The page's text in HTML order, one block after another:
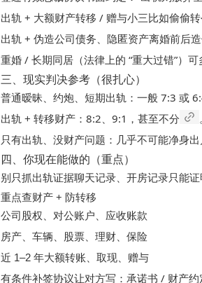
出轨 + 大额财产转移 / 赠与小三比如偷偷
出轨 + 伪造公司债务、隐匿资产离婚前后
重婚 / 长期同居（法律上的 “重大过错”）可
三、现实判决参考（很扎心）
普通暧昧、约炮、短期出轨：一般 7:3 或
出轨 + 转移财产：8:2、9:1，甚至不分
只有出轨、没财产问题： 几乎不可能净身出
四、你现在能做的（重点）
别只抓出轨证据聊天记录、开房记录只能证
重点查财产 + 防转移
公司股权、对公账户、应收账款
房产、车辆、股票、理财、保险
近 1–2 年大额转账、取现、赠与
有条件补签协议让对方写： 承诺书 / 财产约